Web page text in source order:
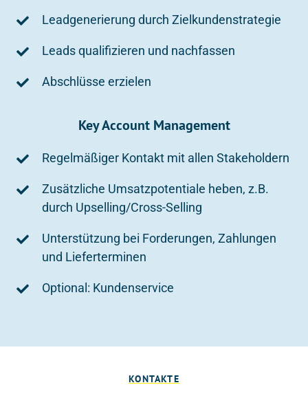
Leadgenerierung durch Zielkundenstrategie
Leads qualifizieren und nachfassen
Abschlüsse erzielen
Key Account Management
Regelmäßiger Kontakt mit allen Stakeholdern
Zusätzliche Umsatzpotentiale heben, z.B.
durch Upselling/Cross-Selling
Unterstützung bei Forderungen, Zahlungen
und Lieferterminen
Optional: Kundenservice
KONTAKTE